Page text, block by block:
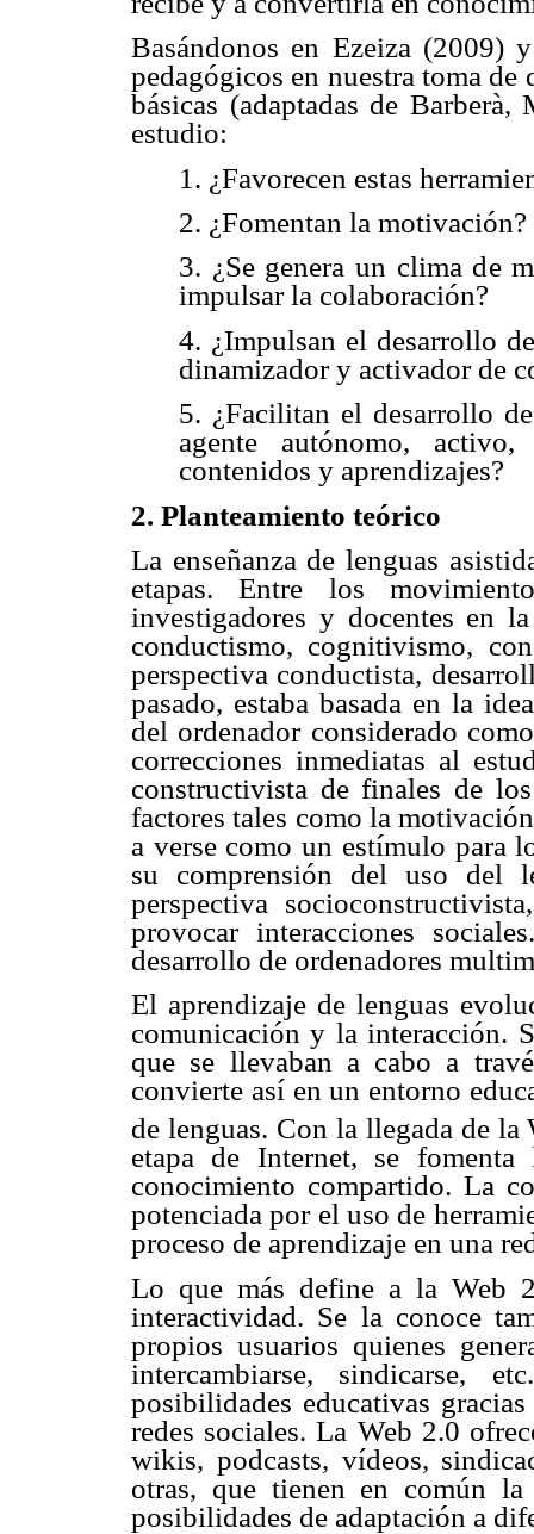
Basándonos en Ezeiza (2009)
pedagógicos en nuestra toma
básicas (adaptadas de
estudio:
1. ¿Favorecen estas
2. ¿Fomentan la motivación?
3. ¿Se genera un clima de
impulsar la colaboración?
4. ¿Impulsan el desarrollo
dinamizador y activador de
5. ¿Facilitan el desarrollo
agente autónomo,
contenidos y aprendizajes?
2. Planteamiento teórico
La enseñanza de lenguas
etapas. Entre los
investigadores y docentes en
conductismo, cognitivismo,
perspectiva conductista,
pasado, estaba basada en la
del ordenador considerado
correcciones inmediatas al
constructivista de finales de
factores tales como la
a verse como un estímulo para
su comprensión del uso del
perspectiva
provocar interacciones
desarrollo de ordenadores
El aprendizaje de lenguas
comunicación y la interacción.
que se llevaban a cabo a
convierte así en un entorno
de lenguas. Con la llegada de la
etapa de Internet, se
conocimiento compartido. La
potenciada por el uso de
proceso de aprendizaje en una
Lo que más define a la Web
interactividad. Se la conoce
propios usuarios quienes
intercambiarse, sindicarse,
posibilidades educativas
redes sociales. La Web 2.0
wikis, podcasts, vídeos,
otras, que tienen en común
posibilidades de adaptación a